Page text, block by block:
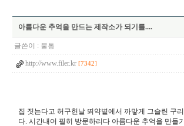
아름다운 추억을 만드는 제작소가 되기를....
글쓴이 : 불통
http://www.filer.kr [7342]
집 짓는다고 허구헌날 뙤약볕에서 까맣게 그슬린 구
다. 시간내어 필히 방문하리다 아름다운 추억을 만